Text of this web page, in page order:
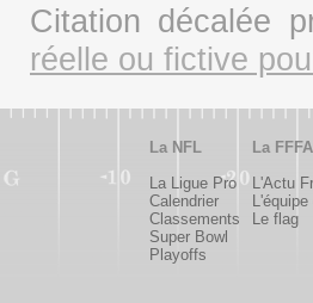
Citation décalée
réelle ou fictive
La NFL
La Ligue Pro
Calendrier
Classements
Super Bowl
Playoffs
La FFFA
L'Actu
Le flag